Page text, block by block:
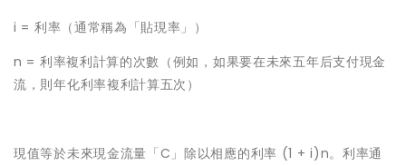
i = 利率（通常稱為「貼現率」）
n = 利率複利計算的次數（例如，如果要在未來五年后支付現金
流，則年化利率複利計算五次）
現值等於未來現金流量「C」除以相應的利率 (1 + i)n。利率通